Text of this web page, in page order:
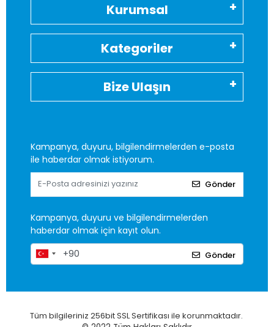
Kurumsal
Kategoriler
Bize Ulaşın
Kampanya, duyuru, bilgilendirmelerden e-posta
ile haberdar olmak istiyorum.
Gönder
Kampanya, duyuru ve bilgilendirmelerden
haberdar olmak için kayıt olun.
Gönder
Tüm bilgileriniz 256bit SSL Sertifikası ile korunmaktadır.